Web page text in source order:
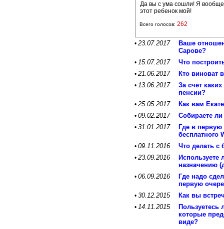
Да вы с ума сошли! Я вообще
этот ребенок мой!
Всего голосов: 262
• 23.07.2017
Ваше
Сарове?
• 15.07.2017 Что
• 21.06.2017 Кто виноват
• 13.06.2017
За счет
пенсии?
• 25.05.2017 Как вам
• 09.02.2017 Собираете
• 31.01.2017
Где в первую
бесплатного
• 09.11.2016 Что делать с
• 23.09.2016
назначению
• 06.09.2016
Где надо
первую
• 30.12.2015 Как вы
• 14.11.2015
Пользуетесь
которые
виде?